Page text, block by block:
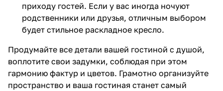
приходу гостей. Если у вас иногда ночуют
родственники или друзья, отличным выбором
будет стильное раскладное кресло.
Продумайте все детали вашей гостиной с душой,
воплотите свои задумки, соблюдая при этом
гармонию фактур и цветов. Грамотно организуйте
пространство и ваша гостиная станет самый